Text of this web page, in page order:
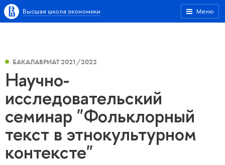
Меню
Высшая школа экономики
БАКАЛАВРИАТ 2021/2022
Научно-
исследовательский
семинар "Фольклорный
текст в этнокультурном
контексте"